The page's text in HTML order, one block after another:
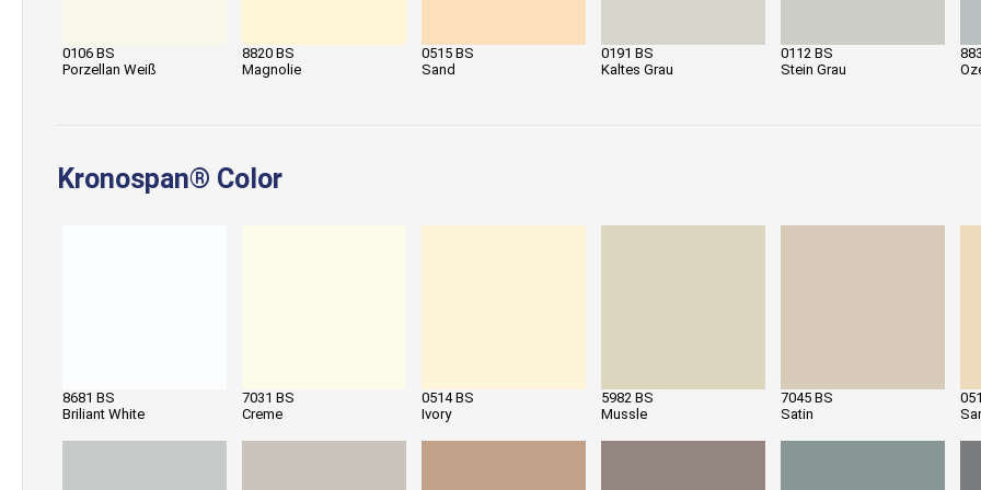
0106 BS
Porzellan Weiß
8820 BS
Magnolie
0515 BS
Sand
0191 BS
Kaltes Grau
0112 BS
Stein Grau
Kronospan® Color
8681 BS
Briliant White
7031 BS
Creme
0514 BS
Ivory
5982 BS
Mussle
7045 BS
Satin